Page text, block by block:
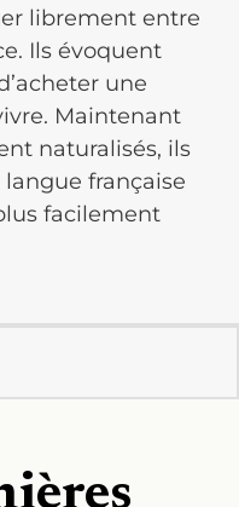
librement entre
Ils évoquent
une
Maintenant
naturalisés, ils
française
facilement